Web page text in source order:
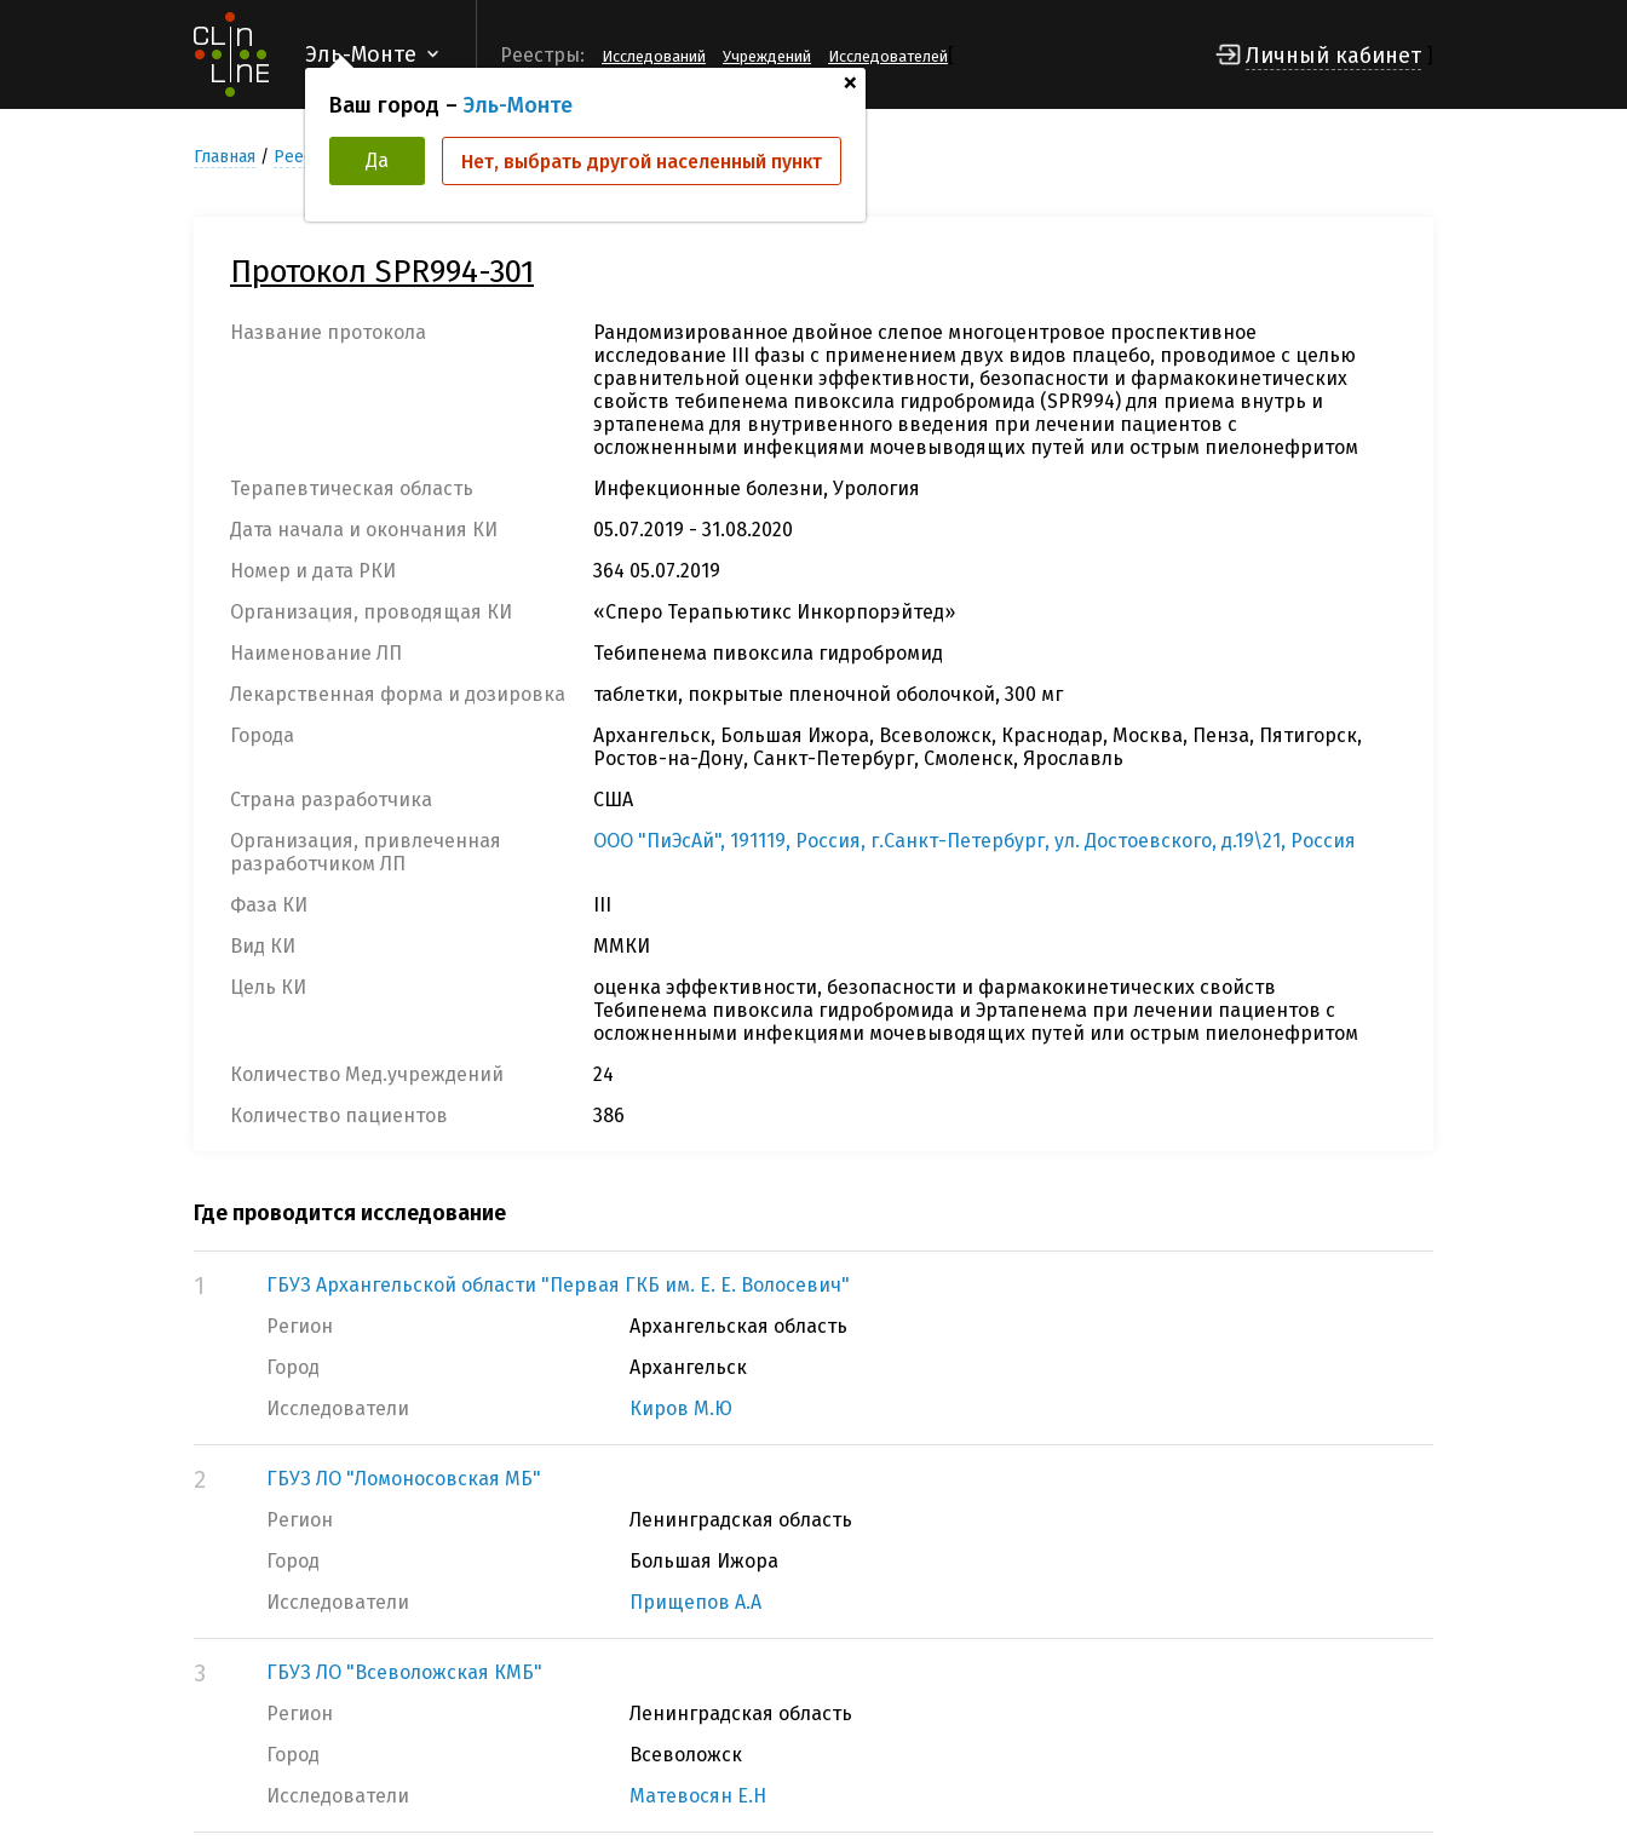
Эль-Монте
+
Ваш город – Эль-Монте
Да Нет, выбрать другой населенный пункт
Реестры: Исследований Учреждений Исследователей Личный кабинет
Главная Реестр Клинических исследований SPR994-301
Протокол SPR994-301
Название протокола
Рандомизированное двойное слепое многоцентровое проспективное
исследование III фазы с применением двух видов плацебо, проводимое с целью
сравнительной оценки эффективности, безопасности и фармакокинетических
свойств тебипенема пивоксила гидробромида (SPR994) для приема внутрь и
эртапенема для внутривенного введения при лечении пациентов с
осложненными инфекциями мочевыводящих путей или острым пиелонефритом
Терапевтическая область
Инфекционные болезни, Урология
Дата начала и окончания КИ
05.07.2019 - 31.08.2020
Номер и дата РКИ
364 05.07.2019
Организация, проводящая КИ
«Сперо Терапьютикс Инкорпорэйтед»
Наименование ЛП
Тебипенема пивоксила гидробромид
Лекарственная форма и дозировка
таблетки, покрытые пленочной оболочкой, 300 мг
Города
Архангельск, Большая Ижора, Всеволожск, Краснодар, Москва, Пенза, Пятигорск,
Ростов-на-Дону, Санкт-Петербург, Смоленск, Ярославль
Страна разработчика
США
Организация, привлеченная
разработчиком ЛП
ООО "ПиЭсАй", 191119, Россия, г.Санкт-Петербург, ул. Достоевского, д.19\21, Россия
Фаза КИ
III
Вид КИ
ММКИ
Цель КИ
оценка эффективности, безопасности и фармакокинетических свойств
Тебипенема пивоксила гидробромида и Эртапенема при лечении пациентов с
осложненными инфекциями мочевыводящих путей или острым пиелонефритом
Количество Мед.учреждений
24
Количество пациентов
386
Где проводится исследование
1
ГБУЗ Архангельской области "Первая ГКБ им. Е. Е. Волосевич"
Регион
Архангельская область
Город
Архангельск
Исследователи
Киров М.Ю
2
ГБУЗ ЛО "Ломоносовская МБ"
Регион
Ленинградская область
Город
Большая Ижора
Исследователи
Прищепов А.А
3
ГБУЗ ЛО "Всеволожская КМБ"
Регион
Ленинградская область
Город
Всеволожск
Исследователи
Матевосян Е.Н